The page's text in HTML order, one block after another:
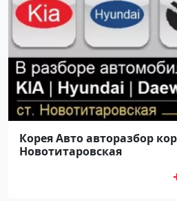
Корея Авто авторазбор
Новотитаровская